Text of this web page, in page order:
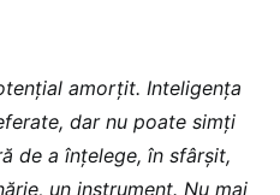
amorțit. Inteligența
dar nu poate simți
de a înțelege, în sfârșit,
un instrument. Nu mai